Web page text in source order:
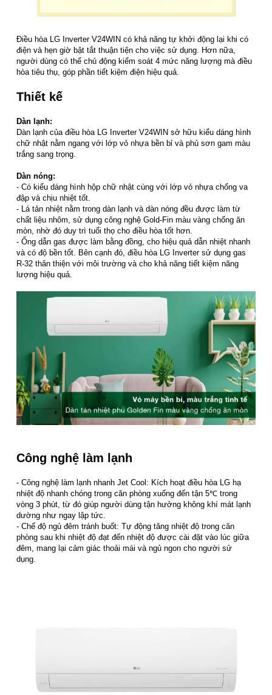
Điều hòa LG Inverter V24WIN có khả năng tự khởi động lại khi có
điện và hẹn giờ bật tắt thuận tiện cho việc sử dụng. Hơn nữa,
người dùng có thể chủ động kiểm soát 4 mức năng lượng mà điều
hòa tiêu thụ, góp phần tiết kiệm điện hiệu quả.
Thiết kế
Dàn lạnh:
Dàn lạnh của điều hòa LG Inverter V24WIN sở hữu kiểu dáng hình
chữ nhật nằm ngang với lớp vỏ nhựa bền bỉ và phủ sơn gam màu
trắng sang trọng.
Dàn nóng:
- Có kiểu dáng hình hộp chữ nhật cùng với lớp vỏ nhựa chống va
đập và chịu nhiệt tốt.
- Lá tản nhiệt nằm trong dàn lạnh và dàn nóng đều được làm từ
chất liệu nhôm, sử dụng công nghệ Gold-Fin màu vàng chống ăn
mòn, nhờ đó duy trì tuổi thọ cho điều hòa tốt hơn.
- Ống dẫn gas được làm bằng đồng, cho hiệu quả dẫn nhiệt nhanh
và có độ bền tốt. Bên cạnh đó, điều hòa LG Inverter sử dụng gas
R-32 thân thiện với môi trường và cho khả năng tiết kiệm năng
lượng hiệu quả.
Công nghệ làm lạnh
- Công nghệ làm lạnh nhanh Jet Cool: Kích hoạt điều hòa LG hạ
nhiệt độ nhanh chóng trong căn phòng xuống đến tận 5℃ trong
vòng 3 phút, từ đó giúp người dùng tận hưởng không khí mát lạnh
dường như ngay lập tức.
- Chế độ ngủ đêm tránh buốt: Tự động tăng nhiệt độ trong căn
phòng sau khi nhiệt độ đạt đến nhiệt độ được cài đặt vào lúc giữa
đêm, mang lại cảm giác thoải mái và ngủ ngon cho người sử
dụng.